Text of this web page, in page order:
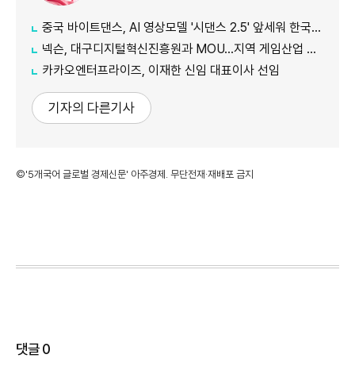
중국 바이트댄스, AI 영상모델 '시댄스 2.5' 앞세워 한국 공략 본격화
넥슨, 대구디지털혁신진흥원과 MOU…지역 게임산업 육성 나선다
카카오엔터프라이즈, 이재한 신임 대표이사 선임
기자의 다른기사
©'5개국어 글로벌 경제신문' 아주경제. 무단전재·재배포 금지
댓글0